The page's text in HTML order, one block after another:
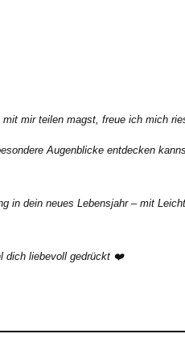
mir teilen magst, freue ich mich
Augenblickeentdecken
in dein neues Lebensjahr – mit
dich liebevoll gedrückt ❤️